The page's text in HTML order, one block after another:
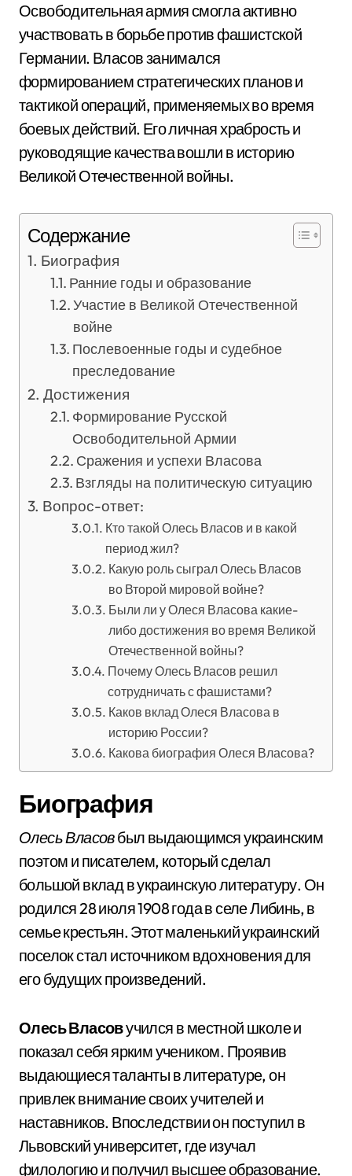
Освободительная армия смогла активно
участвовать в борьбе против фашистской
Германии. Власов занимался
формированием стратегических планов и
тактикой операций, применяемых во время
боевых действий. Его личная храбрость и
руководящие качества вошли в историю
Великой Отечественной войны.
Содержание
Биография
Ранние годы и образование
Участие в Великой Отечественной
войне
Послевоенные годы и судебное
преследование
Достижения
Формирование Русской
Освободительной Армии
Сражения и успехи Власова
Взгляды на политическую ситуацию
Вопрос-ответ:
Кто такой Олесь Власов и в какой
период жил?
Какую роль сыграл Олесь Власов
во Второй мировой войне?
Были ли у Олеся Власова какие-
либо достижения во время Великой
Отечественной войны?
Почему Олесь Власов решил
сотрудничать с фашистами?
Каков вклад Олеся Власова в
историю России?
Какова биография Олеся Власова?
Биография
Олесь Власовбыл выдающимся украинским
поэтом и писателем, который сделал
большой вклад в украинскую литературу. Он
родился 28 июля 1908 года в селе Либинь, в
семье крестьян. Этот маленький украинский
поселок стал источником вдохновения для
его будущих произведений.
Олесь Власовучился в местной школе и
показал себя ярким учеником. Проявив
выдающиеся таланты в литературе, он
привлек внимание своих учителей и
наставников. Впоследствии он поступил в
Львовский университет, где изучал
филологию и получил высшее образование.